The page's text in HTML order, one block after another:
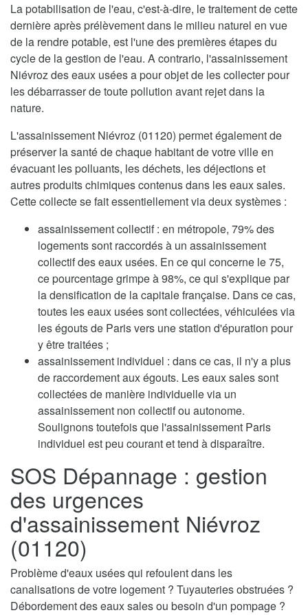
La potabilisation de l'eau, c'est-à-dire, le traitement de cette
dernière après prélèvement dans le milieu naturel en vue
de la rendre potable, est l'une des premières étapes du
cycle de la gestion de l'eau. A contrario, l'assainissement
Niévroz des eaux usées a pour objet de les collecter pour
les débarrasser de toute pollution avant rejet dans la
nature.
L'assainissement Niévroz (01120) permet également de
préserver la santé de chaque habitant de votre ville en
évacuant les polluants, les déchets, les déjections et
autres produits chimiques contenus dans les eaux sales.
Cette collecte se fait essentiellement via deux systèmes :
assainissement collectif : en métropole, 79% des
logements sont raccordés à un assainissement
collectif des eaux usées. En ce qui concerne le 75,
ce pourcentage grimpe à 98%, ce qui s'explique par
la densification de la capitale française. Dans ce cas,
toutes les eaux usées sont collectées, véhiculées via
les égouts de Paris vers une station d'épuration pour
y être traitées ;
assainissement individuel : dans ce cas, il n'y a plus
de raccordement aux égouts. Les eaux sales sont
collectées de manière individuelle via un
assainissement non collectif ou autonome.
Soulignons toutefois que l'assainissement Paris
individuel est peu courant et tend à disparaître.
SOS Dépannage : gestion
des urgences
d'assainissement Niévroz
(01120)
Problème d'eaux usées qui refoulent dans les
canalisations de votre logement ? Tuyauteries obstruées ?
Débordement des eaux sales ou besoin d'un pompage ?